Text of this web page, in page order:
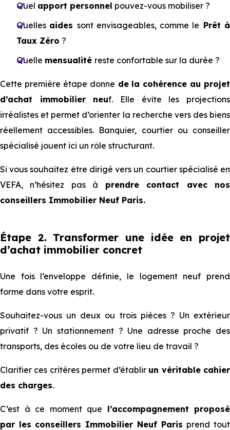
Quel apport personnel pouvez-vous mobiliser ?
Quelles aides sont envisageables, comme le Prêt à
Taux Zéro ?
Quelle mensualité reste confortable sur la durée ?
Cette première étape donne de la cohérence au projet
d’achat immobilier neuf. Elle évite les projections
irréalistes et permet d’orienter la recherche vers des biens
réellement accessibles. Banquier, courtier ou conseiller
spécialisé jouent ici un rôle structurant.
Si vous souhaitez être dirigé vers un courtier spécialisé en
VEFA, n’hésitez pas à prendre contact avec nos
conseillers Immobilier Neuf Paris.
Étape 2. Transformer une idée en projet
d’achat immobilier concret
Une fois l’enveloppe définie, le logement neuf prend
forme dans votre esprit.
Souhaitez-vous un deux ou trois pièces ? Un extérieur
privatif ? Un stationnement ? Une adresse proche des
transports, des écoles ou de votre lieu de travail ?
Clarifier ces critères permet d’établir un véritable cahier
des charges.
C’est à ce moment que l’accompagnement proposé
par les conseillers Immobilier Neuf Paris prend tout